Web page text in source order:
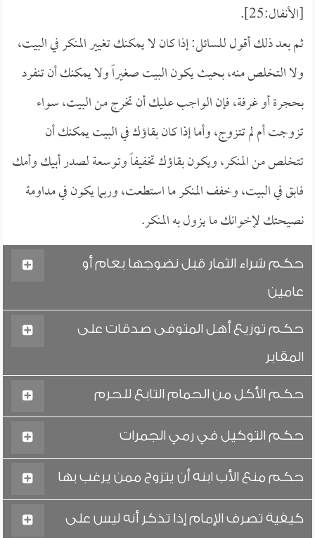
[الأنفال:25].
ثم بعد ذلك أقول للسائل: إذا كان لا يمكنك تغيير المنكر في البيت،
ولا التخلص منه، بحيث يكون البيت صغيراً ولا يمكنك أن تنفرد
بحجرة أو غرفة، فإن الواجب عليك أن تخرج من البيت، سواء
تزوجت أم لم تتزوج، وأما إذا كان بقاؤك في البيت يمكنك أن
تتخلص من المنكر، ويكون بقاؤك تخفيفاً وتوسعة لصدر أبيك وأمك
فابق في البيت، وخفف المنكر ما استطعت، وربما يكون في مداومة
نصيحتك لإخوانك ما يزول به المنكر.
حكم شراء الثمار قبل نضوجها بعام أو
عامين
حكم توزيع أهل المتوفى صدقات على
المقابر
حكم الأكل من الحمام التابع للحرم
حكم التوكيل في رمي الجمرات
حكم منع الأب ابنه أن يتزوج ممن يرغب بها
كيفية تصرف الإمام إذا تذكر أنه ليس على